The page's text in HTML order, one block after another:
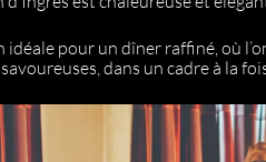
idéale pour un dîner raffiné, où
dans un cadre à la